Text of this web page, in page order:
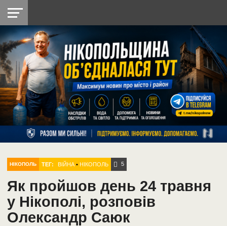
НІКОПОЛЬ
РАЙОН
СІЧЕСЛАВСЬКА
УКРАЇНА
РЕТРО
НІКОПОЛЬ
ЛАЙТ
УКРАЇНА
ДОПОМОГА
РАДІО
НІКОПОЛЬ ТЕГ: ВІЙНА •НІКОПОЛЬ 5
Як пройшов день 24 травня
у Нікополі, розповів
Олександр Саюк